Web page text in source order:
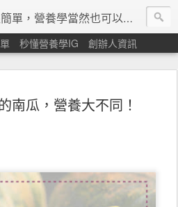
當然也可以很秒懂」 本站由台灣營養師經營，非商業轉載請填寫
秒懂營養學IG 創辦人資訊
南瓜，營養大不同！